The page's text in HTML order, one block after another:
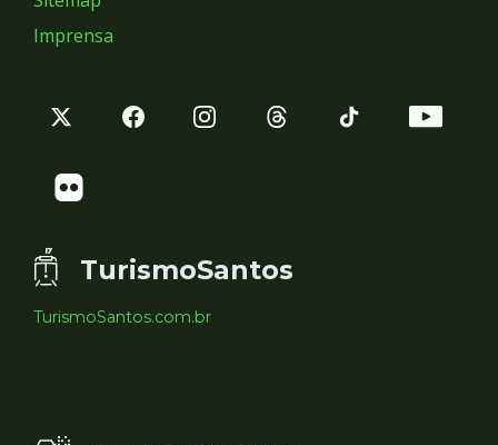
Imprensa
TurismoSantos
TurismoSantos.com.br